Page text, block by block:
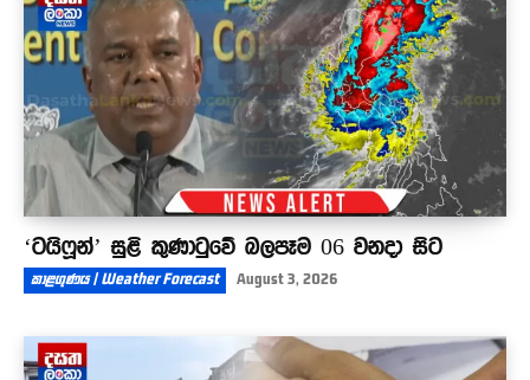
03:57
‘ටයිෆූන්’ සුළි කුණාටුවේ බලපෑම 06 වනදා සිට
කාළගුණය | Weather Forecast August 3, 2026